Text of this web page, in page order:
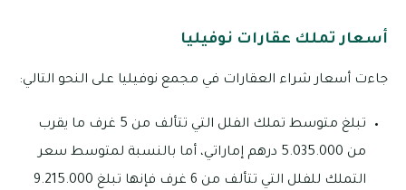
أسعار تملك عقارات نوفيليا
جاءت أسعار شراء العقارات في مجمع نوفيليا على النحو التالي:
تبلغ متوسط تملك الفلل التي تتألف من 5 غرف ما يقرب
من 5.035.000 درهم إماراتي، أما بالنسبة لمتوسط سعر
التملك للفلل التي تتألف من 6 غرف فإنها تبلغ 9.215.000